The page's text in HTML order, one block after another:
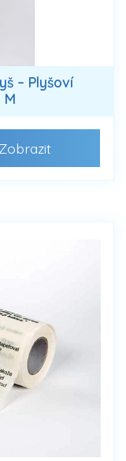
– Plyšoví
Zobrazit